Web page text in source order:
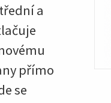
a
přímo
se